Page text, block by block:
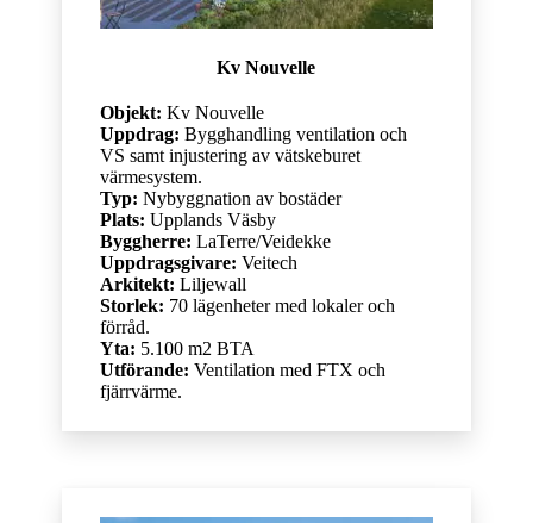
Kv Nouvelle
Objekt: Kv Nouvelle
Uppdrag: Bygghandling ventilation och
VS samt injustering av vätskeburet
värmesystem.
Typ: Nybyggnation av bostäder
Plats: Upplands Väsby
Byggherre: LaTerre/Veidekke
Uppdragsgivare: Veitech
Arkitekt: Liljewall
Storlek: 70 lägenheter med lokaler och
förråd.
Yta: 5.100 m2 BTA
Utförande: Ventilation med FTX och
fjärrvärme.